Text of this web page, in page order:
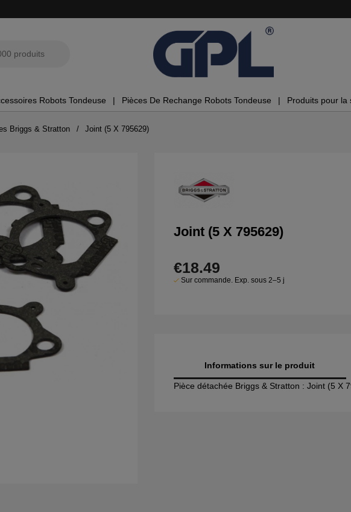
Robots Tondeuse Pièces De Rechange Robots Tondeuse Produits pour la
Briggs & Stratton Joint (5 X 795629)
Joint (5 X 795629)
€18.49
Sur commande. Exp. sous 2–5 j
Informations sur le produit
Pièce détachée Briggs & Stratton : Joint (5 X